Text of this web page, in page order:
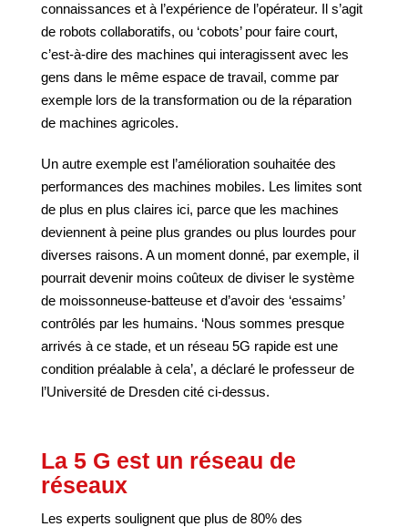
connaissances et à l’expérience de l’opérateur. Il s’agit
de robots collaboratifs, ou ‘cobots’ pour faire court,
c’est-à-dire des machines qui interagissent avec les
gens dans le même espace de travail, comme par
exemple lors de la transformation ou de la réparation
de machines agricoles.
Un autre exemple est l’amélioration souhaitée des
performances des machines mobiles. Les limites sont
de plus en plus claires ici, parce que les machines
deviennent à peine plus grandes ou plus lourdes pour
diverses raisons. A un moment donné, par exemple, il
pourrait devenir moins coûteux de diviser le système
de moissonneuse-batteuse et d’avoir des ‘essaims’
contrôlés par les humains. ‘Nous sommes presque
arrivés à ce stade, et un réseau 5G rapide est une
condition préalable à cela’, a déclaré le professeur de
l’Université de Dresden cité ci-dessus.
La 5 G est un réseau de
réseaux
Les experts soulignent que plus de 80% des